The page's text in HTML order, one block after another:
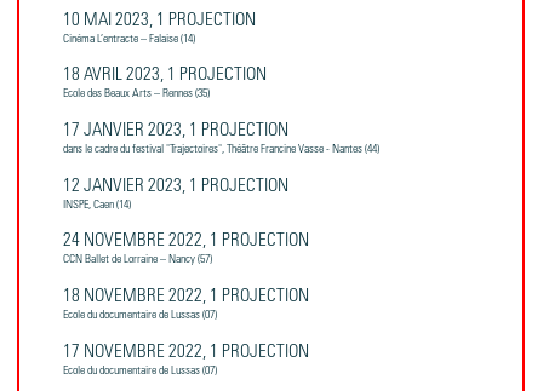
10 MAI 2023, 1 PROJECTION
Cinéma L’entracte – Falaise (14)
18 AVRIL 2023, 1 PROJECTION
Ecole des Beaux Arts – Rennes (35)
17 JANVIER 2023, 1 PROJECTION
dans le cadre du festival "Trajectoires", Théâtre Francine Vasse - Nantes (44)
12 JANVIER 2023, 1 PROJECTION
INSPE, Caen (14)
24 NOVEMBRE 2022, 1 PROJECTION
CCN Ballet de Lorraine – Nancy (57)
18 NOVEMBRE 2022, 1 PROJECTION
Ecole du documentaire de Lussas (07)
17 NOVEMBRE 2022, 1 PROJECTION
Ecole du documentaire de Lussas (07)